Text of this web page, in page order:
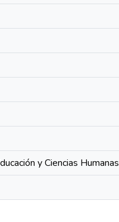
y Ciencias Humanas